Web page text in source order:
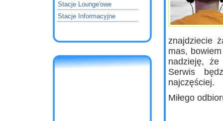
Stacje Lounge'owe
Stacje Informacyjne
znajdziecie
mas,
nadzieję,
Serwis
najczęściej.
Miłego